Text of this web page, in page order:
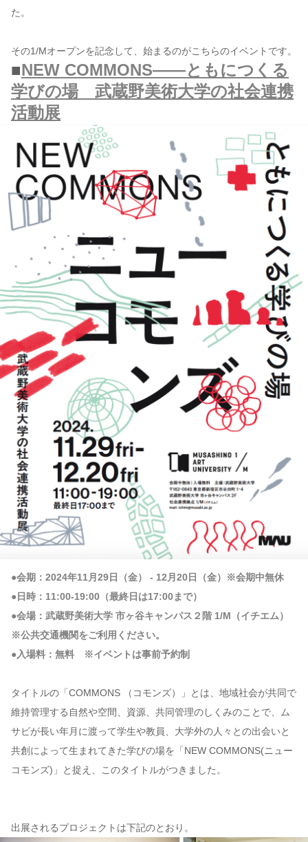
た。
その1/Mオープンを記念して、始まるのがこちらのイベントです。
■NEW COMMONS——ともにつくる
学びの場 武蔵野美術大学の社会連携
活動展
●会期：2024年11月29日（金） - 12月20日（金）※会期中無休
●日時：11:00-19:00（最終日は17:00まで）
●会場：武蔵野美術大学 市ヶ谷キャンパス２階 1/M（イチエム）
※公共交通機関をご利用ください。
●入場料：無料 ※イベントは事前予約制
タイトルの「COMMONS （コモンズ）」とは、地域社会が共同で
維持管理する自然や空間、資源、共同管理のしくみのことで、ム
サビが長い年月に渡って学生や教員、大学外の人々との出会いと
共創によって生まれてきた学びの場を「NEW COMMONS(ニュー
コモンズ)」と捉え、このタイトルがつきました。
出展されるプロジェクトは下記のとおり。